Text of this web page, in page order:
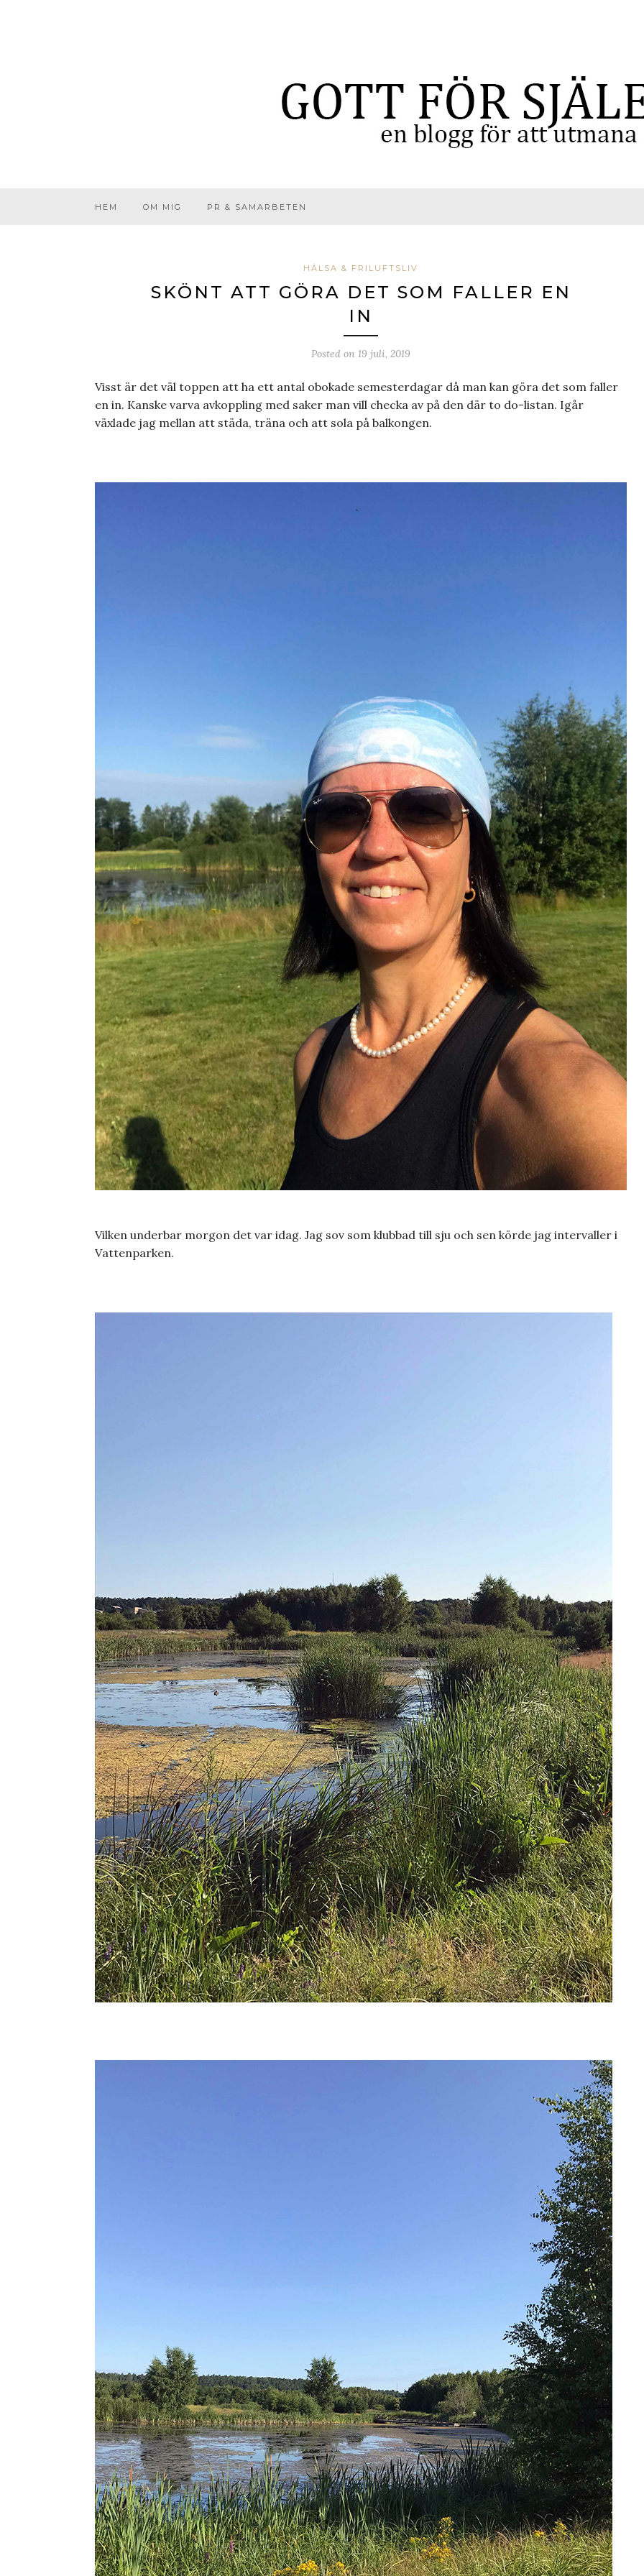
HEM OM MIG PR & SAMARBETEN
HÄLSA & FRILUFTSLIV
SKÖNT ATT GÖRA DET SOM FALLER EN
IN
Posted on 19 juli, 2019
Visst är det väl toppen att ha ett antal obokade semesterdagar då man kan göra det som faller
en in. Kanske varva avkoppling med saker man vill checka av på den där to do-listan. Igår
växlade jag mellan att städa, träna och att sola på balkongen.
Vilken underbar morgon det var idag. Jag sov som klubbad till sju och sen körde jag intervaller i
Vattenparken.